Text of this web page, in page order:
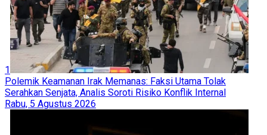
1
Polemik Keamanan Irak Memanas: Faksi Utama Tolak
Serahkan Senjata, Analis Soroti Risiko Konflik Internal
Rabu, 5 Agustus 2026